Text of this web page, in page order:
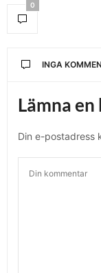
0
INGA
Lämna
Din e-postadress